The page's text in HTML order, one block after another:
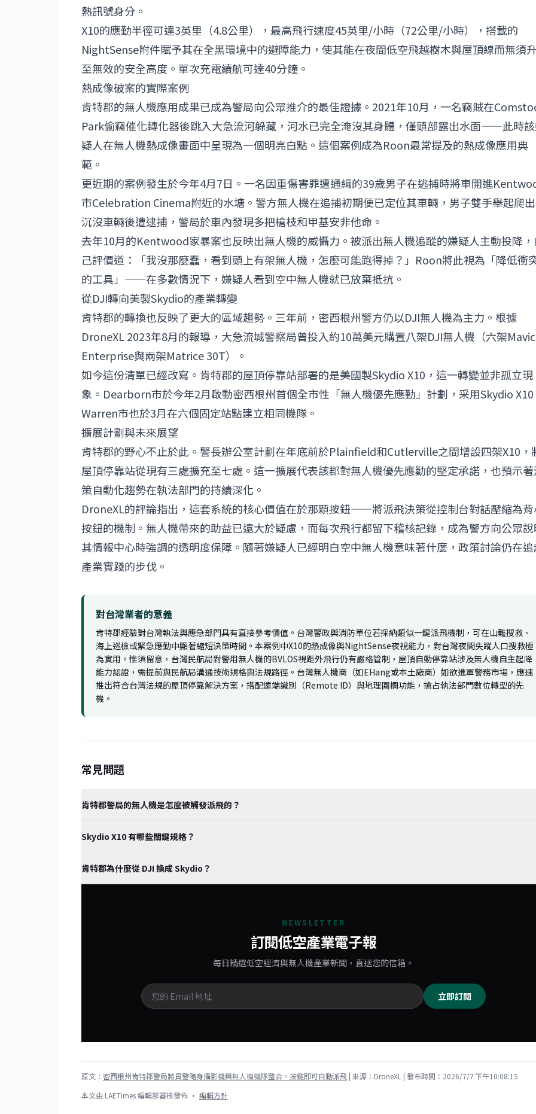
熱訊號身分。
X10的應勤半徑可達3英里（4.8公里），最高飛行速度45英里/小時（72公里/小時），搭載的
NightSense附件賦予其在全黑環境中的避障能力，使其能在夜間低空飛越樹木與屋頂線而無須
至無效的安全高度。單次充電續航可達40分鐘。
熱成像破案的實際案例
肯特郡的無人機應用成果已成為警局向公眾推介的最佳證據。2021年10月，一名竊賊在
Park偷竊催化轉化器後跳入大急流河躲藏，河水已完全淹沒其身體，僅頭部露出水面——此時
疑人在無人機熱成像畫面中呈現為一個明亮白點。這個案例成為Roon最常提及的熱成像應用典
範。
更近期的案例發生於今年4月7日。一名因重傷害罪遭通緝的39歲男子在逃捕時將車開進
市Celebration Cinema附近的水塘。警方無人機在追捕初期便已定位其車輛，男子雙手舉起爬出
沉沒車輛後遭逮捕，警局於車內發現多把槍枝和甲基安非他命。
去年10月的Kentwood家暴案也反映出無人機的威懾力。被派出無人機追蹤的嫌疑人主動投降，
己評價道：「我沒那麼蠢，看到頭上有架無人機，怎麼可能跑得掉？」Roon將此視為「降低衝
的工具」——在多數情況下，嫌疑人看到空中無人機就已放棄抵抗。
從DJI轉向美製Skydio的產業轉變
肯特郡的轉換也反映了更大的區域趨勢。三年前，密西根州警方仍以DJI無人機為主力。根據
DroneXL 2023年8月的報導，大急流城警察局曾投入約10萬美元購置八架DJI無人機（六架Mavic
Enterprise與兩架Matrice 30T）。
如今這份清單已經改寫。肯特郡的屋頂停靠站部署的是美國製Skydio X10，這一轉變並非孤立現
象。Dearborn市於今年2月啟動密西根州首個全市性「無人機優先應勤」計劃，采用Skydio X10
Warren市也於3月在六個固定站點建立相同機隊。
擴展計劃與未來展望
肯特郡的野心不止於此。警長辦公室計劃在年底前於Plainfield和Cutlerville之間增設四架X10，
屋頂停靠站從現有三處擴充至七處。這一擴展代表該郡對無人機優先應勤的堅定承諾，也預示著
策自動化趨勢在執法部門的持續深化。
DroneXL的評論指出，這套系統的核心價值在於那顆按鈕——將派飛決策從控制台對話壓縮為
按鈕的機制。無人機帶來的助益已遠大於疑慮，而每次飛行都留下稽核記錄，成為警方向公眾說
其情報中心時強調的透明度保障。隨著嫌疑人已經明白空中無人機意味著什麼，政策討論仍在追
產業實踐的步伐。
對台灣業者的意義
肯特郡經驗對台灣執法與應急部門具有直接參考價值。台灣警政與消防單位若採納類似一鍵派飛機制，可在山難搜救、
海上巡檢或緊急應勤中顯著縮短決策時間。本案例中X10的熱成像與NightSense夜視能力，對台灣夜間失蹤人口搜救極
為實用。惟須留意，台灣民航局對警用無人機的BVLOS視距外飛行仍有嚴格管制，屋頂自動停靠站涉及無人機自主起降
能力認證，需提前與民航局溝通技術規格與法規路徑。台灣無人機商（如EHang或本土廠商）如欲進軍警務市場，應速
推出符合台灣法規的屋頂停靠解決方案，搭配遠端識別（Remote ID）與地理圍欄功能，搶占執法部門數位轉型的先
機。
常見問題
肯特郡警局的無人機是怎麼被觸發派飛的？
Skydio X10 有哪些關鍵規格？
肯特郡為什麼從 DJI 換成 Skydio？
NEWSLETTER
訂閱低空產業電子報
每日精選低空經濟與無人機產業新聞，直送您的信箱。
立即訂閱
原文： 密西根州肯特郡警局將員警隨身攝影機與無人機機隊整合，按鍵即可自動派飛 | 來源：DroneXL | 發布時間：2026/7/7 下午10:08:15
本文由 LAETimes 編輯部審核發佈 · 編輯方針